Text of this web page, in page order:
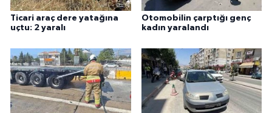
Ticari araç dere yatağına
uçtu: 2 yaralı
Otomobilin çarptığı genç
kadın yaralandı